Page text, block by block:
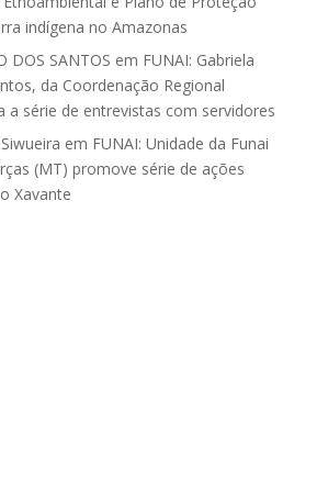
indígena no Amazonas
DOS SANTOS em FUNAI: Gabriela
da Coordenação Regional
a série de entrevistas com servidores
em FUNAI: Unidade da Funai
(MT) promove série de ações
Xavante